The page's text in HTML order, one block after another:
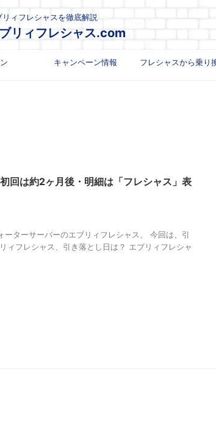
リィフレシャスを徹底解説
リィフレシャス.com
キャンペーン情報 フレシャスから乗り
回は約2ヶ月後・明細は「フレシャス」表
ターサーバーのエブリィフレシャス、 今回は、引
ィフレシャス、引き落とし日は？ エブリィフレシャ